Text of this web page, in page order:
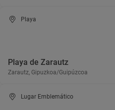
Playa
Playa de Zarautz
Zarautz, Gipuzkoa/Guipúzcoa
Lugar Emblemático